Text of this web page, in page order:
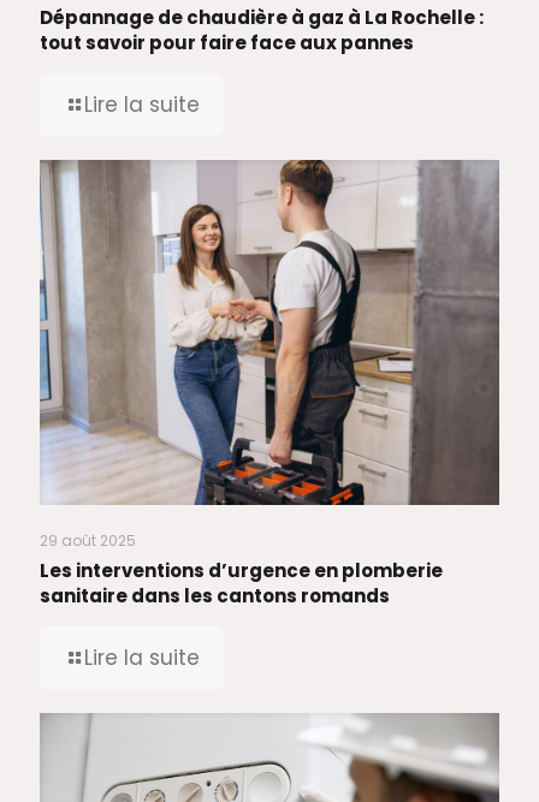
Dépannage de chaudière à gaz à La Rochelle :
tout savoir pour faire face aux pannes
Lire la suite
29 août 2025
Les interventions d’urgence en plomberie
sanitaire dans les cantons romands
Lire la suite